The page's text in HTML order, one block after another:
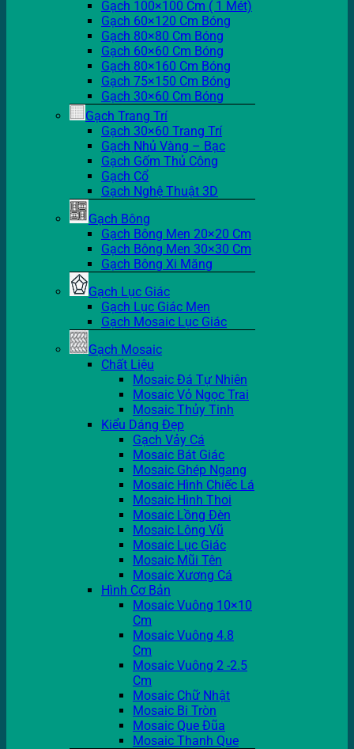
Gạch 100×100 Cm ( 1 Mét)
Gạch 60×120 Cm Bóng
Gạch 80×80 Cm Bóng
Gạch 60×60 Cm Bóng
Gạch 80×160 Cm Bóng
Gạch 75×150 Cm Bóng
Gạch 30×60 Cm Bóng
Gạch Trang Trí
Gạch 30×60 Trang Trí
Gạch Nhủ Vàng – Bạc
Gạch Gốm Thủ Công
Gạch Cổ
Gạch Nghệ Thuật 3D
Gạch Bông
Gạch Bông Men 20×20 Cm
Gạch Bông Men 30×30 Cm
Gạch Bông Xi Măng
Gạch Lục Giác
Gạch Lục Giác Men
Gạch Mosaic Lục Giác
Gạch Mosaic
Chất Liệu
Mosaic Đá Tự Nhiên
Mosaic Vỏ Ngọc Trai
Mosaic Thủy Tinh
Kiểu Dáng Đẹp
Gạch Vảy Cá
Mosaic Bát Giác
Mosaic Ghép Ngang
Mosaic Hình Chiếc Lá
Mosaic Hình Thoi
Mosaic Lồng Đèn
Mosaic Lông Vũ
Mosaic Lục Giác
Mosaic Mũi Tên
Mosaic Xương Cá
Hình Cơ Bản
Mosaic Vuông 10×10
Cm
Mosaic Vuông 4.8
Cm
Mosaic Vuông 2 -2.5
Cm
Mosaic Chữ Nhật
Mosaic Bi Tròn
Mosaic Que Đũa
Mosaic Thanh Que